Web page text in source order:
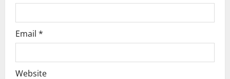
Email *
Website